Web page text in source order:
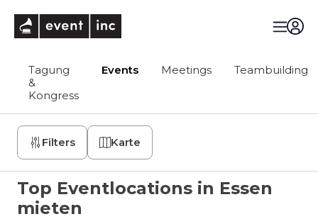
Tagung
&
Kongress
Events Meetings Teambuilding
Filters Karte
Top Eventlocations in Essen
mieten